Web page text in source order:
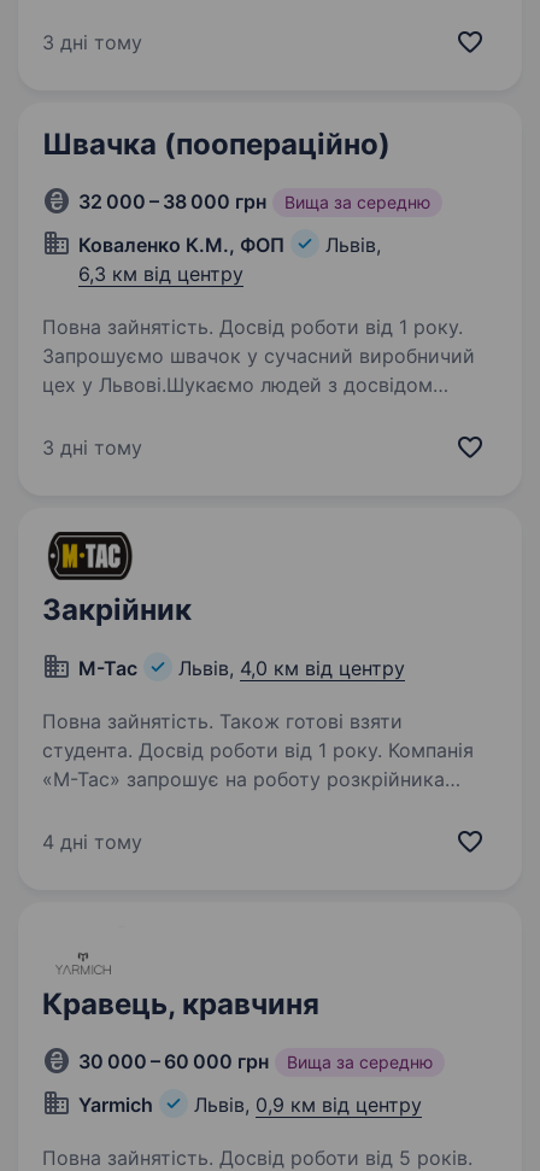
в 2015 році. Головні убори RB представлені
3 дні тому
Швачка (поопераційно)
32 000 – 38 000 грн Вища за середню
Коваленко К.М., ФОП
Львів,
6,3 км від центру
Повна зайнятість. Досвід роботи від 1 року.
Запрошуємо швачок у сучасний виробничий
цех у Львові.Шукаємо людей з досвідом
стабільну роботу, хороші умови та своєчасну
3 дні тому
Закрійник
M-Tac Львів, 4,0 км від центру
Повна зайнятість. Також готові взяти
студента. Досвід роботи від 1 року. Компанія
«M-Tac» запрошує на роботу розкрійника
Львів. Вимоги: Досвід роботи на аналогічній
4 дні тому
Кравець, кравчиня
30 000 – 60 000 грн Вища за середню
Yarmich Львів, 0,9 км від центру
Повна зайнятість. Досвід роботи від 5 років.